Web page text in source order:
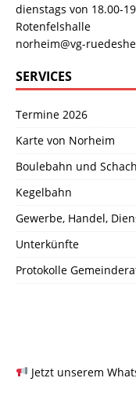
dienstags von 18.00-
Rotenfelshalle
norheim@vg-
SERVICES
Termine 2026
Karte von Norheim
Boulebahn und
Kegelbahn
Gewerbe, Handel,
Unterkünfte
Protokolle
Jetzt unserem